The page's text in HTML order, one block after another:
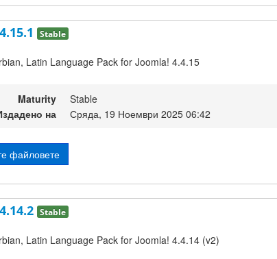
Stable
Latin Language Pack for Joomla! 4.4.15
Maturity
Stable
на
Сряда, 19 Ноември 2025 06:42
файловете
Stable
Latin Language Pack for Joomla! 4.4.14 (v2)